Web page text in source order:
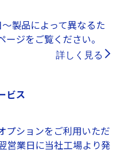
製品によって異なるた
ジをご覧ください。
詳しく見る
ビス
プションをご利用いただ
営業日に当社工場より発